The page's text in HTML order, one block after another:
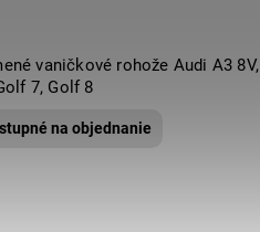
vaničkové rohože Audi A3 8V,
7, Golf 8
na objednanie